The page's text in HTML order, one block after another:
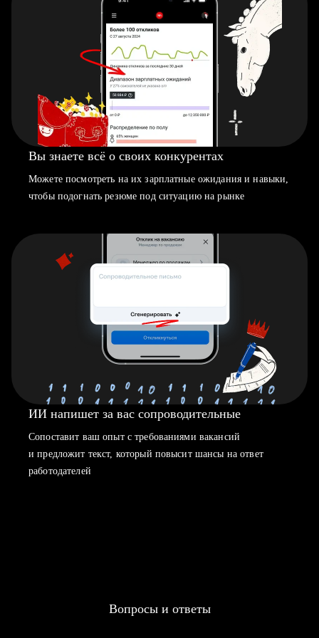
Вы знаете всё о своих конкурентах
Можете посмотреть на их зарплатные ожидания и навыки,
чтобы подогнать резюме под ситуацию на рынке
ИИ напишет за вас сопроводительные
Сопоставит ваш опыт с требованиями вакансий
и предложит текст, который повысит шансы на ответ
работодателей
Вопросы и ответы